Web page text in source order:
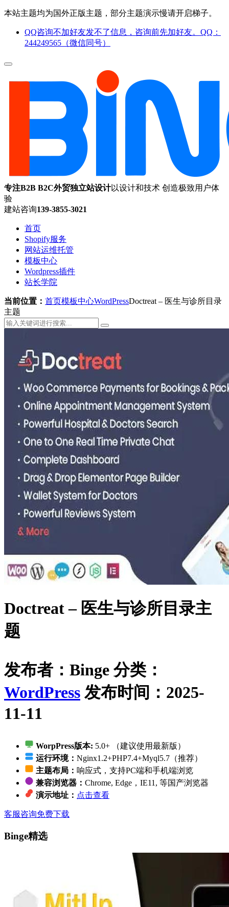
本站主题均为国外正版主题，部分主题演示慢请开启梯子。
QQ咨询不加好友发不了信息，咨询前先加好友。QQ：
244249565（微信同号）
专注B2B B2C外贸独立站设计以设计和技术 创造极致用户体
验
建站咨询139-3855-3021
首页
Shopify服务
网站运维托管
模板中心
Wordpress插件
站长学院
当前位置： 首页模板中心WordPressDoctreat – 医生与诊所目录
主题
Doctreat – 医生与诊所目录主
题
发布者：Binge 分类：
WordPress 发布时间：2025-
11-11
WorpPress版本: 5.0+ （建议使用最新版）
运行环境： Nginx1.2+PHP7.4+Myql5.7（推荐）
主题布局： 响应式，支持PC端和手机端浏览
兼容浏览器： Chrome, Edge，IE11, 等国产浏览器
演示地址： 点击查看
客服咨询免费下载
Binge精选